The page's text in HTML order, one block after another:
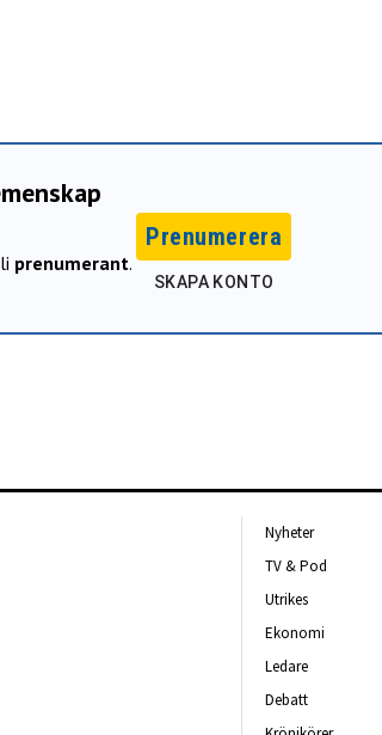
prenumerant.
Prenumerera
SKAPA KONTO
Nyheter
TV & Pod
Utrikes
Ekonomi
Ledare
Debatt